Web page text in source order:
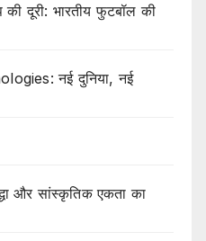
दूरी: भारतीय फुटबॉल की
नई दुनिया, नई
और सांस्कृतिक एकता का